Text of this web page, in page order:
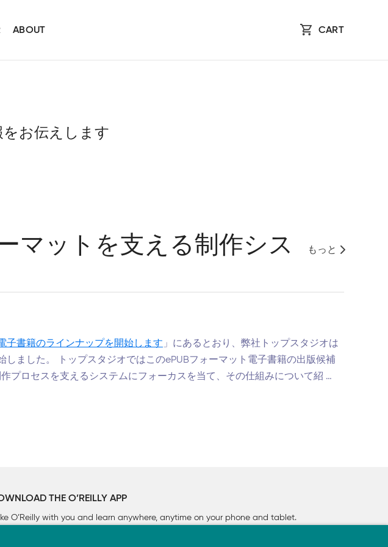
ABOUT CART
お伝えします
マットを支える制作シス
もっと
子書籍のラインナップを開始します 」にあるとおり、弊社トップスタジオは
ました。 トップスタジオではこのePUBフォーマット電子書籍の出版候補
プロセスを支えるシステムにフォーカスを当て、その仕組みについて紹 …
THE O’REILLY APP
O’Reilly with you and learn anywhere, anytime on your phone and tablet.